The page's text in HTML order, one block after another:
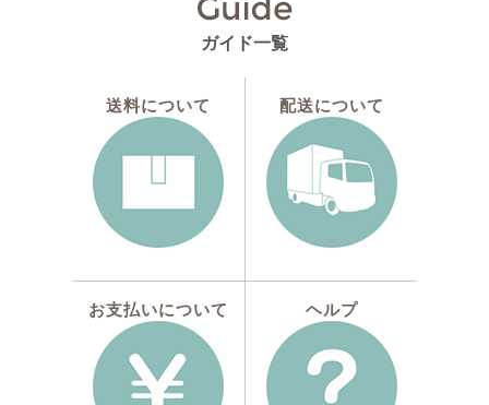
ガイド一覧
送料について 配送について
お支払いについて ヘルプ